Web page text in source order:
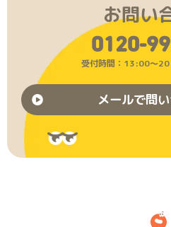
お問い
0120-
受付時間：13:00〜
メールで問